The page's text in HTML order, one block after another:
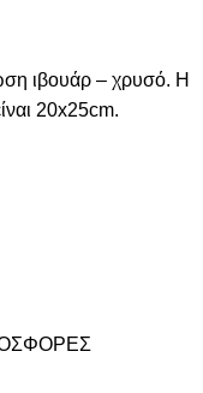
ιβουάρ – χρυσό. Η
20x25cm.